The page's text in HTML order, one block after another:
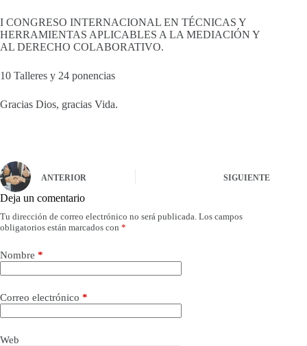
I CONGRESO INTERNACIONAL EN TÉCNICAS Y
HERRAMIENTAS APLICABLES A LA MEDIACIÓN Y
AL DERECHO COLABORATIVO.
10 Talleres y 24 ponencias
Gracias Dios, gracias Vida.
ANTERIOR SIGUIENTE
Deja un comentario
Tu dirección de correo electrónico no será publicada. Los campos
obligatorios están marcados con *
Nombre *
Correo electrónico *
Web